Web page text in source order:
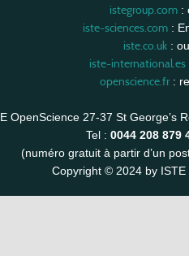
istegroup.com:
iste-sciences.com:
iste.co.uk :
iste-international.es
openscience.fr:
OpenScience 27-37 St George’s
Tel : 0044 208 879
(numéro gratuit à partir d’un
Copyright © 2024 by